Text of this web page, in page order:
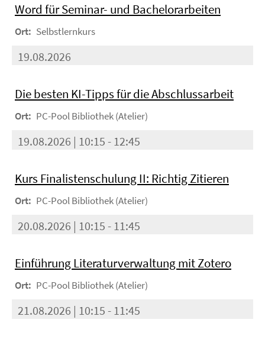
Word für Seminar- und Bachelorarbeiten
Ort: Selbstlernkurs
19.08.2026
Die besten KI-Tipps für die Abschlussarbeit
Ort: PC-Pool Bibliothek (Atelier)
19.08.2026 | 10:15 - 12:45
Kurs Finalistenschulung II: Richtig Zitieren
Ort: PC-Pool Bibliothek (Atelier)
20.08.2026 | 10:15 - 11:45
Einführung Literaturverwaltung mit Zotero
Ort: PC-Pool Bibliothek (Atelier)
21.08.2026 | 10:15 - 11:45